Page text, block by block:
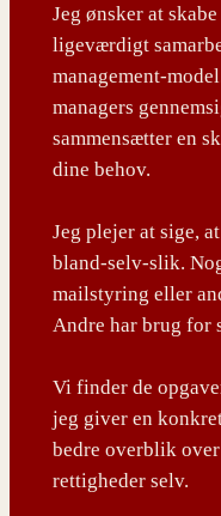
Jeg ønsker at
ligeværdigt
management-
managers
sammensætter en
dine behov.
Jeg plejer at sige,
bland-selv-slik.
mailstyring eller
Andre har brug for
Vi finder de
jeg giver en
bedre overblik
rettigheder selv.